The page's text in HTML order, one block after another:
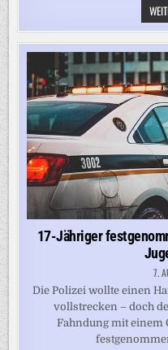
17-Jähriger
7.
Die Polizei wollte einen
vollstrecken – doch
Fahndung mit einem